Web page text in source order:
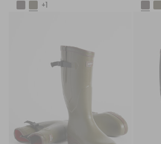
+1